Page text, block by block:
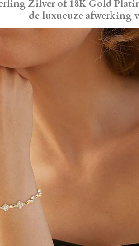
Zilver of 18K Gold
de luxueuze afwerking